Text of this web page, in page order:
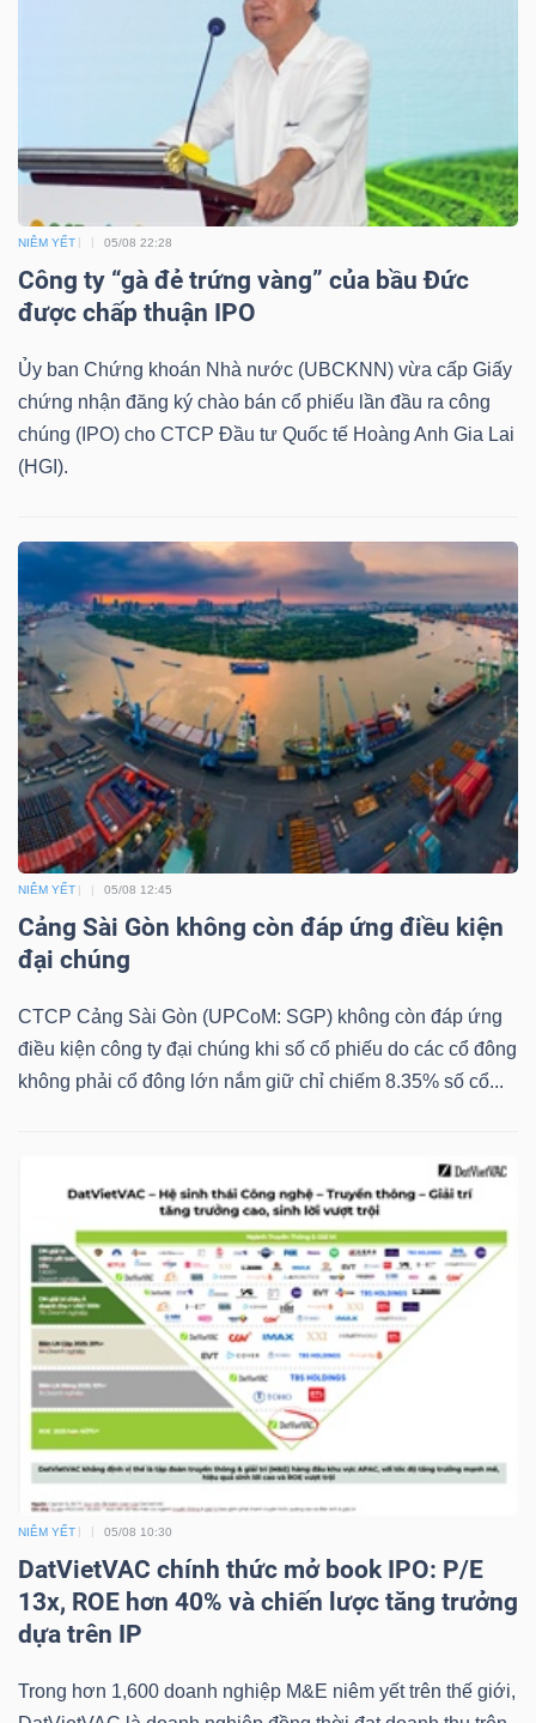
NIÊM YẾT 05/08 22:28
Công ty “gà đẻ trứng vàng” của bầu Đức
được chấp thuận IPO
Ủy ban Chứng khoán Nhà nước (UBCKNN) vừa cấp Giấy
chứng nhận đăng ký chào bán cổ phiếu lần đầu ra công
chúng (IPO) cho CTCP Đầu tư Quốc tế Hoàng Anh Gia Lai
(HGI).
NIÊM YẾT 05/08 12:45
Cảng Sài Gòn không còn đáp ứng điều kiện
đại chúng
CTCP Cảng Sài Gòn (UPCoM: SGP) không còn đáp ứng
điều kiện công ty đại chúng khi số cổ phiếu do các cổ đông
không phải cổ đông lớn nắm giữ chỉ chiếm 8.35% số cổ...
NIÊM YẾT 05/08 10:30
DatVietVAC chính thức mở book IPO: P/E
13x, ROE hơn 40% và chiến lược tăng trưởng
dựa trên IP
Trong hơn 1,600 doanh nghiệp M&E niêm yết trên thế giới,
PHIẾU
TRUY
XUẤT
LIỆU
Ngành
(-)
VS-
SECTOR
NĂNG
LƯỢNG
NGUYÊN
VẬT
LIỆU
CÔNG
NGHIỆP
TIÊU
DÙNG
THIẾT